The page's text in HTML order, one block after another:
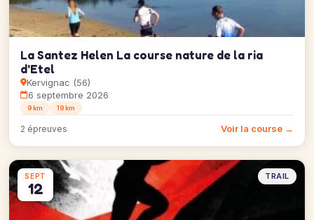
La Santez Helen La course nature de la ria
d'Etel
Kervignac (56)
6 septembre 2026
9 km 19 km
2 épreuves Voir la course →
SEPT
12
TRAIL